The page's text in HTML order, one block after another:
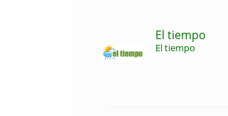
El tiempo
El tiempo